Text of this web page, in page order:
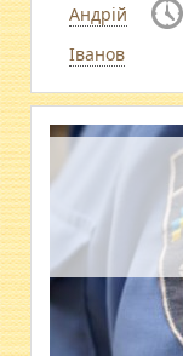
Андрій
Іванов